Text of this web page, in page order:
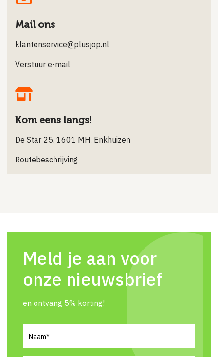
Mail ons
klantenservice@plusjop.nl
Verstuur e-mail
Kom eens langs!
De Star 25, 1601 MH, Enkhuizen
Routebeschrijving
Meld je aan voor
onze nieuwsbrief
en ontvang 5% korting!